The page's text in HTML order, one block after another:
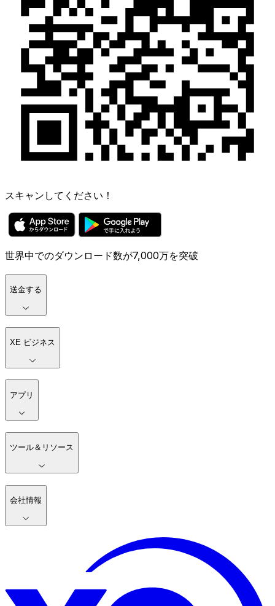
スキャンしてください！
世界中でのダウンロード数が7,000万を突破
送金する
XE ビジネス
アプリ
ツール＆リソース
会社情報